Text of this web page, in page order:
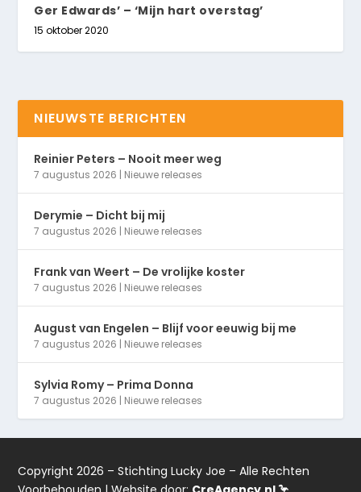
Ger Edwards’ – ‘Mijn hart overstag’
15 oktober 2020
NIEUWSTE BERICHTEN
Reinier Peters – Nooit meer weg
7 augustus 2026 | Nieuwe releases
Derymie – Dicht bij mij
7 augustus 2026 | Nieuwe releases
Frank van Weert – De vrolijke koster
7 augustus 2026 | Nieuwe releases
August van Engelen – Blijf voor eeuwig bij me
7 augustus 2026 | Nieuwe releases
Sylvia Romy – Prima Donna
7 augustus 2026 | Nieuwe releases
Copyright 2026 – Stichting Lucky Joe – Alle Rechten